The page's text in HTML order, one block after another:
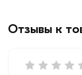
Отзывы к